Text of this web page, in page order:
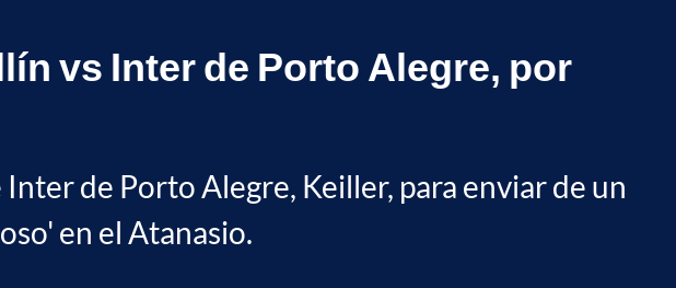
vs Inter de Porto Alegre, por
de Porto Alegre, Keiller, para enviar de un
en el Atanasio.